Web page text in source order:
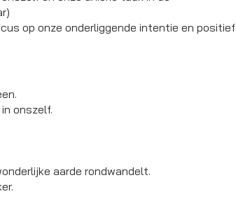
op onze onderliggende intentie en positief
onszelf.
aarde rondwandelt.